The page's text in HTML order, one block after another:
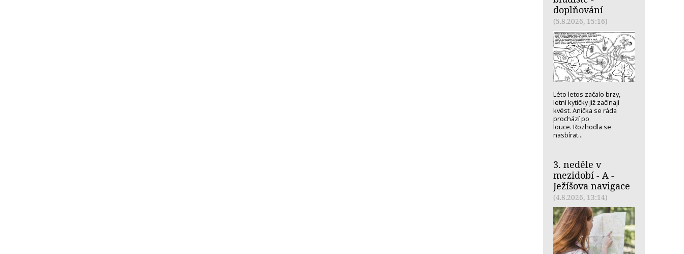
doplňování
(5.8.2026, 15:16)
Léto letos začalo brzy,
letní kytičky již začínají
kvést. Anička se ráda
prochází po
louce. Rozhodla se
nasbírat...
3. neděle v
mezidobí - A -
Ježíšova navigace
(4.8.2026, 13:14)